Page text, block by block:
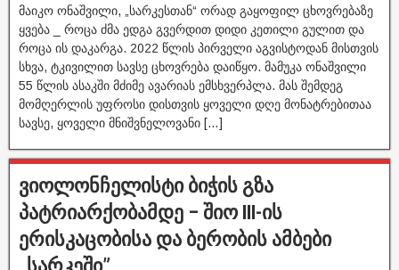
მაიკო ონაშვილი, „სარკესთან“ ორად გაყოფილ ცხოვრებაზე
ყვება _ როცა ძმა ედგა გვერდით დიდი კეთილი გულით და
როცა ის დაკარგა. 2022 წლის პირველი აგვისტოდან მისთვის
სხვა, ტკივილით სავსე ცხოვრება დაიწყო. მამუკა ონაშვილი
55 წლის ასაკში მძიმე ავარიას ემსხვერპლა. მას შემდეგ
მომღერლის უფროსი დისთვის ყოველი დღე მონატრებითაა
სავსე, ყოველი მნიშვნელოვანი […]
ვიოლონჩელისტი ბიჭის გზა
პატრიარქობამდე – შიო III-ის
ერისკაცობისა და ბერობის ამბები